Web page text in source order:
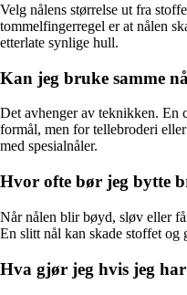
Velg nålens størrelse ut fra
tommelfingerregel er at nålen
etterlate synlige hull.
Kan jeg bruke samme
Det avhenger av teknikken. En
formål, men for tellebroderi
med spesialnåler.
Hvor ofte bør jeg bytte
Når nålen blir bøyd, sløv eller
En slitt nål kan skade stoffet og
Hva gjør jeg hvis jeg